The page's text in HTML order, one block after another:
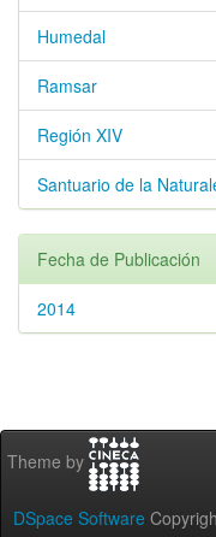
Humedal
Ramsar
Región XIV
Santuario de la
Fecha de Publicación
2014
Theme by
DSpace Software